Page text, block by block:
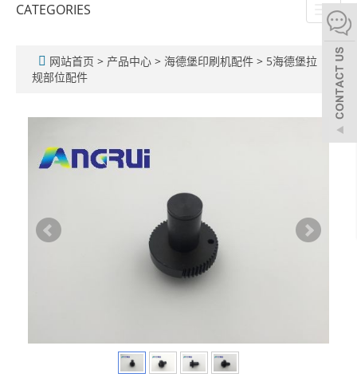
Toggle
CATEGORIES
网站首页 > 产品中心 > 海德堡印刷机配件 > 5海德堡拉
规部位配件